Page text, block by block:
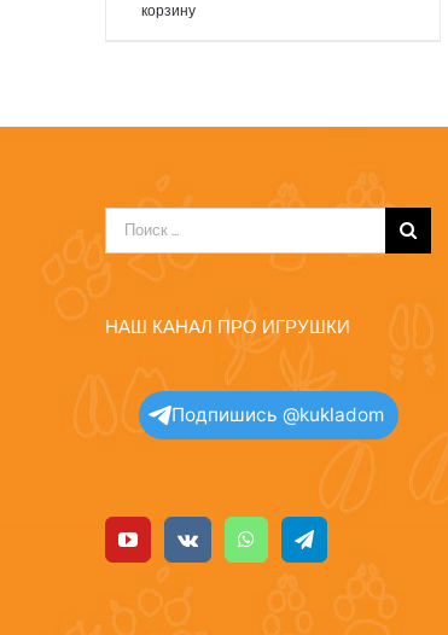
корзину
Результат
поиска:
НАШ КАНАЛ ПРО ИГРУШКИ
Подпишись @kukladom